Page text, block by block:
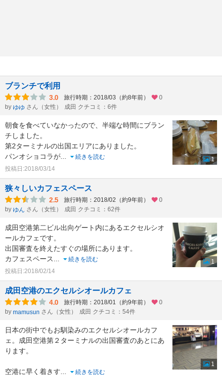
ブランチで利用
3.0 旅行時期：2018/03（約8年前）
0
by ゆゆ さん（女性） 成田 クチコミ：6件
朝食を食べていなかったので、半端な時間にブラン
チしました。
第2ターミナルの出国エリアにありました。
パンオショコラが...
続きを読む
投稿日:2018/03/14
1
狭々しいカフェスペース
2.5 旅行時期：2018/02（約9年前）
0
by ゆん さん（女性） 成田 クチコミ：62件
成田空港第二ビル出向ゲート内にあるエクセルシオ
ールカフェです。
出国審査を終えたすぐの場所にあります。
カフェスペース...
続きを読む
投稿日:2018/02/14
1
成田空港のエクセルシオールカフェ
4.0 旅行時期：2018/01（約9年前）
0
by mamusun さん（女性） 成田 クチコミ：54件
日本の街中でもお馴染みのエクセルシオールカフ
ェ。成田空港第２ターミナルの出国審査のあとにあ
ります。
空港に早く着きす...
続きを読む
1